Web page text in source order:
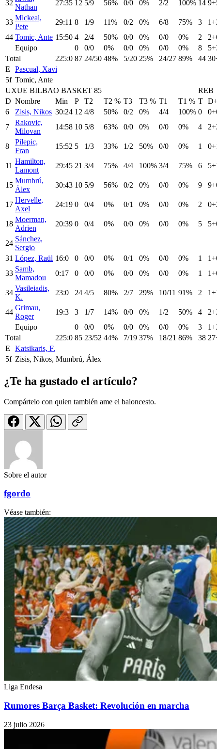
32
Nathan
27:35 12 5/9 56% 0/0 0% 2/2 100% 14
33
Mickeal,
Pete
29:11 8 1/9 11% 0/2 0% 6/8 75% 3
44 Tomic, Ante 15:50 4 2/4 50% 0/0 0% 0/0 0% 2
Equipo
0 0/0 0% 0/0 0% 0/0 0% 8
Total
225:0 87 24/50 48% 5/20 25% 24/27 89% 44
E
Pascual, Xavi
5f Tomic, Ante
UXUE BILBAO BASKET 85
REB
D Nombre Min P T2 T2 % T3 T3 % T1 T1 % T
6
Zisis, Nikos 30:24 12 4/8 50% 0/2 0% 4/4 100% 0
7
Rakovic,
Milovan
14:58 10 5/8 63% 0/0 0% 0/0 0% 4
8
Pilepic,
Fran
15:52 5 1/3 33% 1/2 50% 0/0 0% 1
11
Hamilton,
Lamont
29:45 21 3/4 75% 4/4 100% 3/4 75% 6
15
Mumbrú,
Álex
30:43 10 5/9 56% 0/2 0% 0/0 0% 9
17
Hervelle,
Axel
24:19 0 0/4 0% 0/1 0% 0/0 0% 2
18
Moerman,
Adrien
20:39 0 0/4 0% 0/0 0% 0/0 0% 5
24
Sánchez,
Sergio
31 López, Raül 16:0 0 0/0 0% 0/1 0% 0/0 0% 1
33
Samb,
Mamadou
0:17 0 0/0 0% 0/0 0% 0/0 0% 1
34
Vasileiadis,
K.
23:0 24 4/5 80% 2/7 29% 10/11 91% 2
44
Grimau,
Roger
19:3 3 1/7 14% 0/0 0% 1/2 50% 4
Equipo
0 0/0 0% 0/0 0% 0/0 0% 3
Total
225:0 85 23/52 44% 7/19 37% 18/21 86% 38
E
Katsikaris, F.
5f Zisis, Nikos, Mumbrú, Álex
¿Te ha gustado el artículo?
Compártelo con quien también ame el baloncesto.
Sobre el autor
fgordo
Véase también:
Liga Endesa
Rumores Barça Basket: Revolución en marcha
23 julio 2026